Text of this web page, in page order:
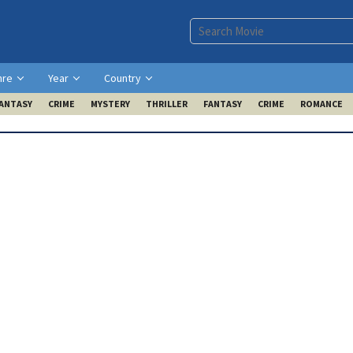
Year Country
CRIME MYSTERY THRILLER FANTASY CRIME ROMANCE